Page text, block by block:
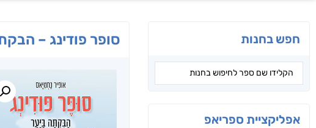
חפש בחנות
אפליקציית ספריאפ
סופר פודינג –